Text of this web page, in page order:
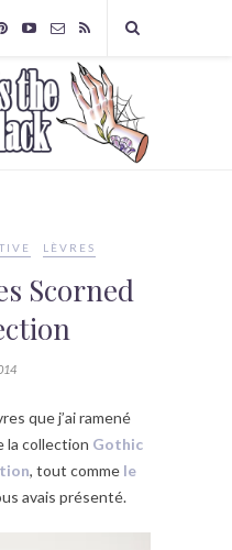
LÈVRES
Scorned
que j’ai ramené
la collection Gothic
, tout comme le
avais présenté.